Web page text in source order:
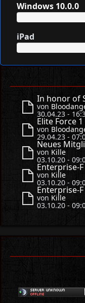
Windows 10.0.0
iPad
In honor of
von
30.04.23 -
Elite Force 1
von
29.04.23 -
Neues
von Kille
03.10.20 -
Enterprise-
von Kille
03.10.20 -
Enterprise-
von Kille
03.10.20 -